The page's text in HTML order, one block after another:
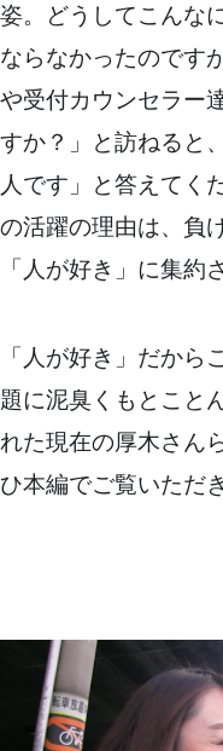
姿。どうしてこんな
ならなかったのです
や受付カウンセラー
すか？」と訪ねると
人です」と答えてく
の活躍の理由は、負
「人が好き」に集約
「人が好き」だから
題に泥臭くもとこと
れた現在の厚木さん
ひ本編でご覧いただ